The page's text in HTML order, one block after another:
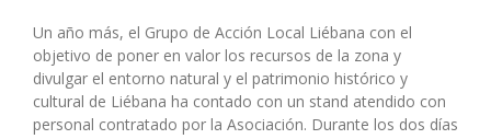
Un año más, el Grupo de Acción Local Liébana con el
objetivo de poner en valor los recursos de la zona y
divulgar el entorno natural y el patrimonio histórico y
cultural de Liébana ha contado con un stand atendido con
personal contratado por la Asociación. Durante los dos días